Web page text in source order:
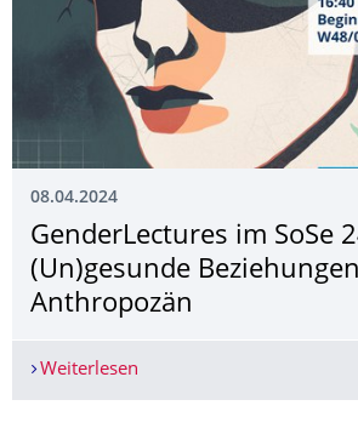
08.04.2024
GenderLectures im SoSe
(Un)gesunde
Anthropozän
Weiterlesen